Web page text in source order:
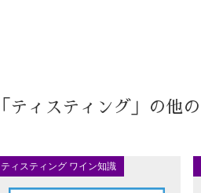
「ティスティング」の他
ティスティング ワイン知識